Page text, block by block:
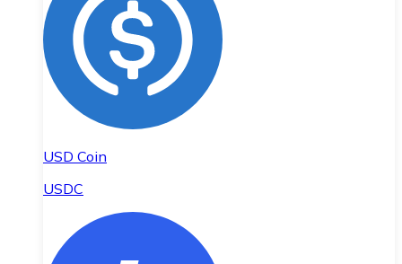
USD Coin
USDC